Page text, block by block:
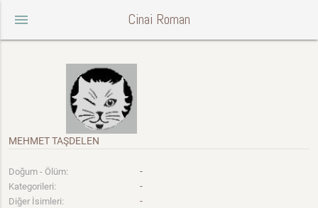
menu Cinai Roman
MEHMET TAŞDELEN
Doğum - Ölüm: -
Kategorileri: -
Diğer İsimleri: -